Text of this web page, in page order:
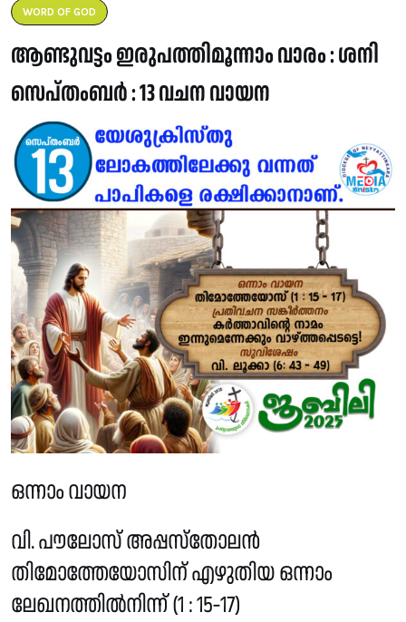
WORD OF GOD
ആണ്ടുവട്ടം ഇരുപത്തിമൂന്നാം വാരം : ശനി
സെപ്തംബർ : 13 വചന വായന
ഒന്നാം വായന
വി. പൗലോസ് അപ്പസ്തോലൻ
തിമോത്തേയോസിന് എഴുതിയ ഒന്നാം
ലേഖനത്തിൽനിന്ന് (1 : 15-17)